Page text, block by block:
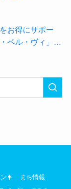
夏バテ撃退★
お得にサポー
ベル・ヴィ」か
きました！
ト
まち情報